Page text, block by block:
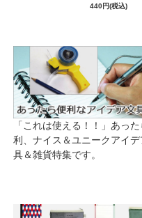
440円(税込)
「これは使える！！」あっ
利、ナイス＆ユニークアイデ
具＆雑貨特集です。